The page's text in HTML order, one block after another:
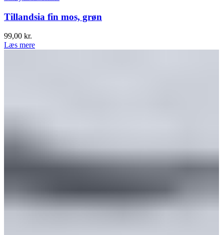
Tillandsia fin mos, grøn
99,00 kr.
Læs mere